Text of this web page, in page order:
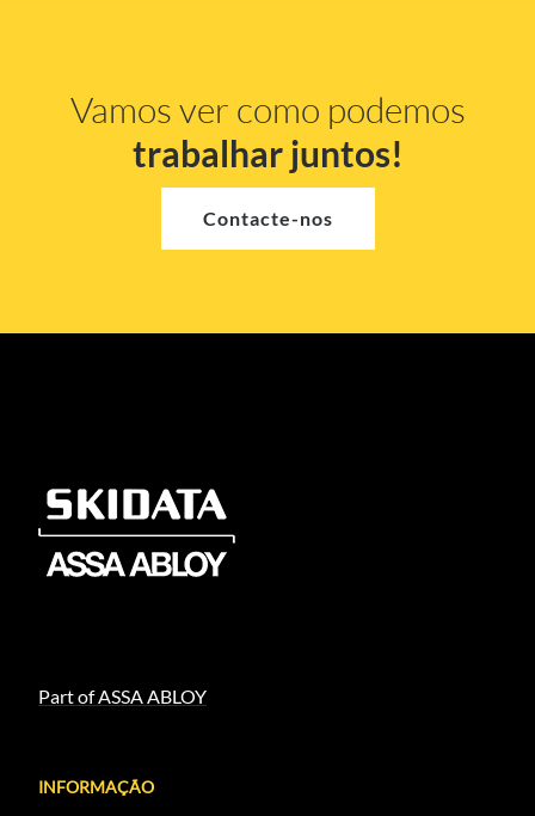
Vamos ver como podemos
trabalhar juntos!
Contacte-nos
Part of ASSA ABLOY
INFORMAÇÃO